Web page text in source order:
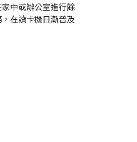
中或辦公室進行餘
在讀卡機日漸普及